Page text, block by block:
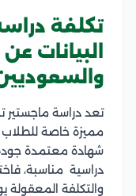
تكلفة
البيانات
تعد دراسة ماجستير
مميزة خاصة للطلاب
شهادة معتمدة جودة
دراسية مناسبة،
والتكلفة المعقولة